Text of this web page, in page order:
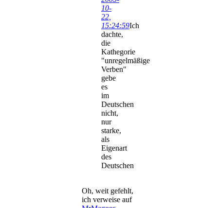
10-
22,
15:24:59Ich
dachte,
die
Kathegorie
"unregelmäßige
Verben"
gebe
es
im
Deutschen
nicht,
nur
starke,
als
Eigenart
des
Deutschen
Oh, weit gefehlt,
ich verweise auf